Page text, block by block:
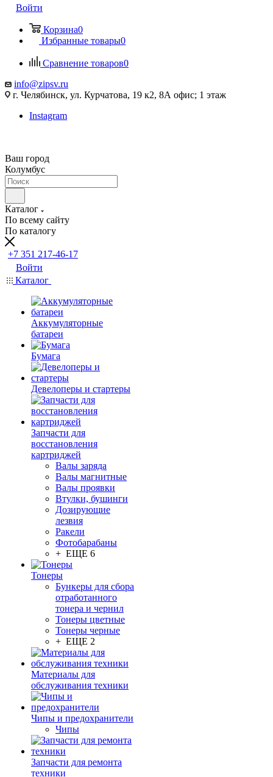
Войти
Корзина0
Избранные товары0
Сравнение товаров0
info@zipsv.ru
г. Челябинск, ул. Курчатова, 19 к2, 8А офис; 1 этаж
Instagram
Ваш город
Колумбус
Каталог
По всему сайту
По каталогу
+7 351 217-46-17
Войти
Каталог
Аккумуляторные
батареи
Бумага
Девелоперы и стартеры
Запчасти для
восстановления
картриджей
Валы заряда
Валы магнитные
Валы проявки
Втулки, бушинги
Дозирующие
лезвия
Ракели
Фотобарабаны
+ ЕЩЕ 6
Тонеры
Бункеры для сбора
отработанного
тонера и чернил
Тонеры цветные
Тонеры черные
+ ЕЩЕ 2
Материалы для
обслуживания техники
Чипы и предохранители
Чипы
Запчасти для ремонта
техники